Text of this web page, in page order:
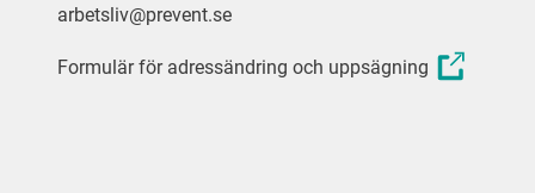
arbetsliv@prevent.se
Formulär för adressändring och uppsägning